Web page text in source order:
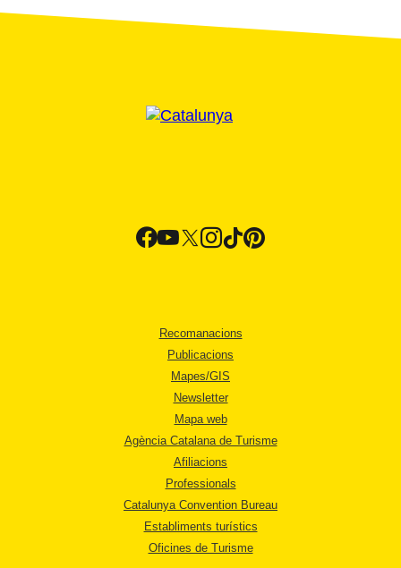
Recomanacions
Publicacions
Mapes/GIS
Newsletter
Mapa web
Agència Catalana de Turisme
Afiliacions
Professionals
Catalunya Convention Bureau
Establiments turístics
Oficines de Turisme